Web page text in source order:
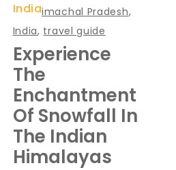
Indiaimachal Pradesh,
India, travel guide
Experience
The
Enchantment
Of Snowfall In
The Indian
Himalayas